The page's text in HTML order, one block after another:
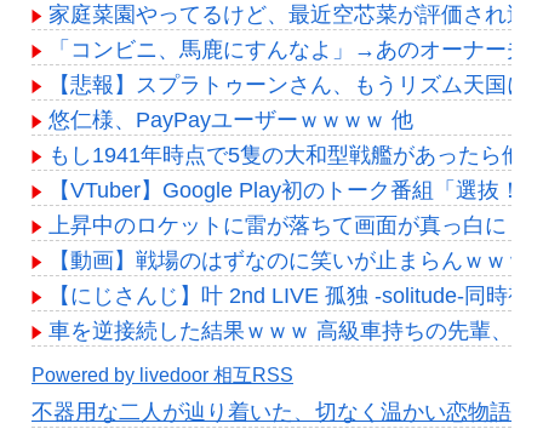
家庭菜園やってるけど、最近空芯菜が評価され過
「コンビニ、馬鹿にすんなよ」→あのオーナー夫
【悲報】スプラトゥーンさん、もうリズム天国
悠仁様、PayPayユーザーｗｗｗｗ 他
もし1941年時点で5隻の大和型戦艦があったら他
【VTuber】Google Play初のトーク番組「選抜
上昇中のロケットに雷が落ちて画面が真っ白に
【動画】戦場のはずなのに笑いが止まらんｗｗ
【にじさんじ】叶 2nd LIVE 孤独 -solitude-同時
車を逆接続した結果ｗｗｗ 高級車持ちの先輩、
Powered by livedoor 相互RSS
不器用な二人が辿り着いた、切なく温かい恋物語